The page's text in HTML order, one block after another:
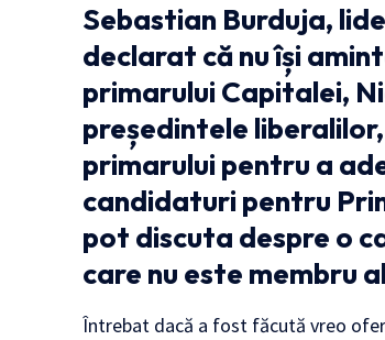
Sebastian Burduja,
declarat că nu își
primarului Capitalei,
președintele
primarului pentru a
candidaturi pentru
pot discuta despre o
care nu este membru
Întrebat dacă a fost făcută vreo